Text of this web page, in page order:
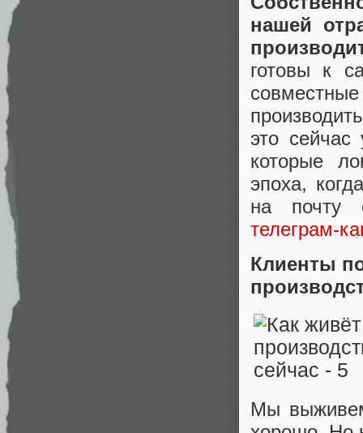
нашей
готовы к
это сейчас
которые
эпоха,
на почту
телеграм-
Клиенты
Мы